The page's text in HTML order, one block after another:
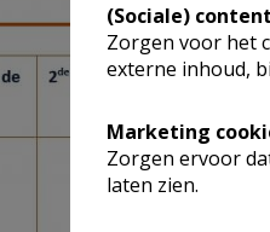
(Sociale)
Zorgen voor het
externe inhoud,
Marketing
Zorgen ervoor
laten zien.